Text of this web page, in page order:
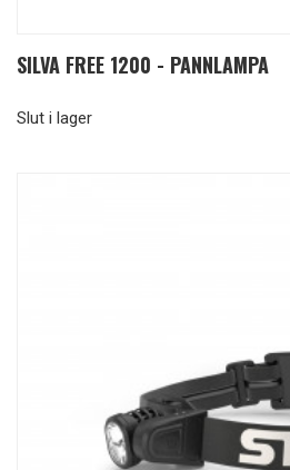
SILVA FREE 1200 - PANNLAMPA
Slut i lager